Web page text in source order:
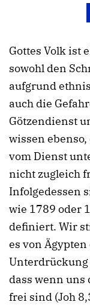
Gottes Volk ist
sowohl den
aufgrund
auch die
Götzendienst
wissen
vom Dienst
nicht zugleich
Infolgedessen
wie 1789 oder
definiert. Wir
es von
dass wenn
frei sind (Joh